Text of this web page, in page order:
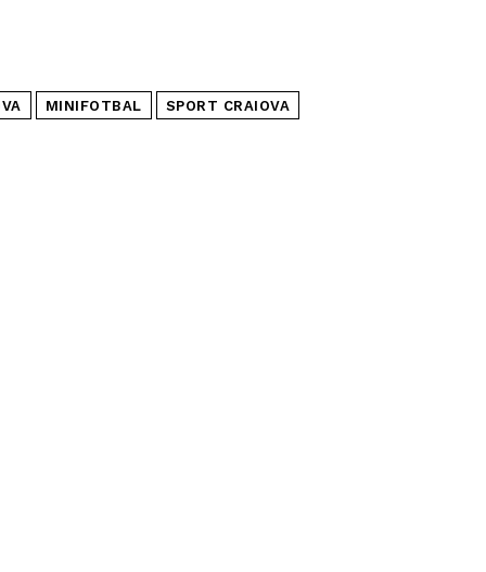
MINIFOTBAL SPORT CRAIOVA